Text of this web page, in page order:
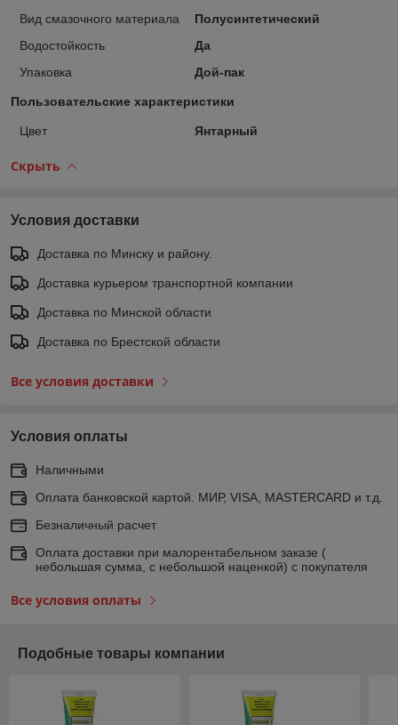
Вид смазочного материала
Полусинтетический
Водостойкость
Да
Упаковка
Дой-пак
Пользовательские характеристики
Цвет Янтарный
Скрыть
Условия доставки
Доставка по Минску и району.
Доставка курьером транспортной компании
Доставка по Минской области
Доставка по Брестской области
Все условия доставки
Условия оплаты
Наличными
Оплата банковской картой. МИР, VISA, MASTERCARD и т.д.
Безналичный расчет
Оплата доставки при малорентабельном заказе (
небольшая сумма, с небольшой наценкой) с покупателя
Все условия оплаты
Подобные товары компании